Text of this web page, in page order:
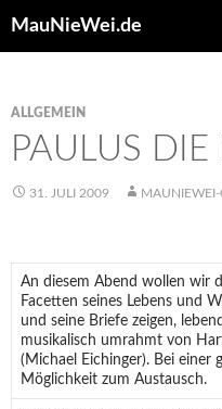
MauNieWei.de
ALLGEMEIN
PAULUS DIE
31. JULI 2009 MAUNIEWEI-
An diesem Abend wollen wir
Facetten seines Lebens und
und seine Briefe zeigen,
musikalisch umrahmt von
(Michael Eichinger). Bei einer
Möglichkeit zum Austausch.